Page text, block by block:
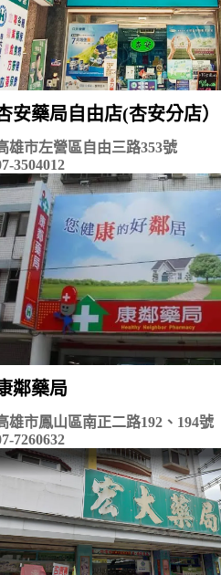
安藥局自由店(杏安分店）
雄市左營區自由三路353號
3504012
鄰藥局
雄市鳳山區南正二路192、194號
7260632